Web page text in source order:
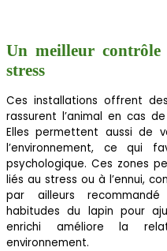
Un meilleur
stress
Ces installations offrent
rassurent l’animal en cas
Elles permettent aussi de
l’environnement, ce qui
psychologique. Ces zones
liés au stress ou à l’ennui,
par ailleurs recommandé
habitudes du lapin pour
enrichi améliore la
environnement.